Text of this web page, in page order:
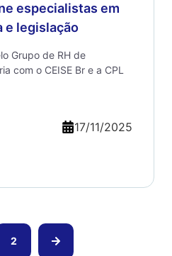
especialistas em
e legislação
Grupo de RH de
com o CEISE Br e a CPL
17/11/2025
2